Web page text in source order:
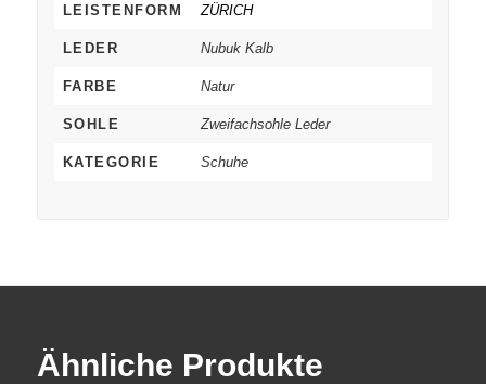
LEISTENFORM ZÜRICH
LEDER Nubuk Kalb
FARBE Natur
SOHLE Zweifachsohle Leder
KATEGORIE Schuhe
Ähnliche Produkte